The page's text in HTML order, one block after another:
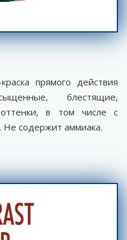
прямого действия
блестящие,
в том числе с
содержит аммиака.